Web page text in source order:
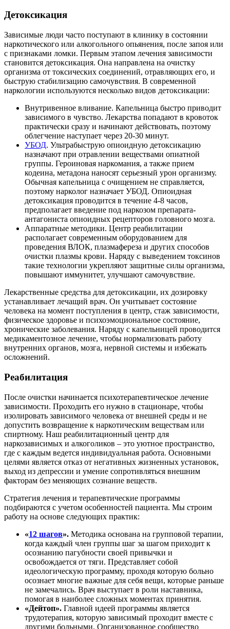
Детоксикация
Зависимые люди часто поступают в клинику в состоянии
наркотического или алкогольного опьянения, после запоя или
с признаками ломки. Первым этапом лечения зависимости
становится детоксикация. Она направлена на очистку
организма от токсических соединений, отравляющих его, и
быструю стабилизацию самочувствия. В современной
наркологии используются несколько видов детоксикации:
Внутривенное вливание. Капельница быстро приводит
зависимого в чувство. Лекарства попадают в кровоток
практически сразу и начинают действовать, поэтому
облегчение наступает через 20-30 минут.
УБОД. Ультрабыструю опиоидную детоксикацию
назначают при отравлении веществами опиатной
группы. Героиновая наркомания, а также прием
кодеина, метадона наносят серьезный урон организму.
Обычная капельница с очищением не справляется,
поэтому нарколог назначает УБОД. Опиоидная
детоксикация проводится в течение 4-8 часов,
предполагает введение под наркозом препарата-
антагониста опиоидных рецепторов головного мозга.
Аппаратные методики. Центр реабилитации
располагает современным оборудованием для
проведения ВЛОК, плазмафереза и других способов
очистки плазмы крови. Наряду с выведением токсинов
такие технологии укрепляют защитные силы организма,
повышают иммунитет, улучшают самочувствие.
Лекарственные средства для детоксикации, их дозировку
устанавливает лечащий врач. Он учитывает состояние
человека на момент поступления в центр, стаж зависимости,
физическое здоровье и психоэмоциональное состояние,
хронические заболевания. Наряду с капельницей проводится
медикаментозное лечение, чтобы нормализовать работу
внутренних органов, мозга, нервной системы и избежать
осложнений.
Реабилитация
После очистки начинается психотерапевтическое лечение
зависимости. Проходить его нужно в стационаре, чтобы
изолировать зависимого человека от внешней среды и не
допустить возвращение к наркотическим веществам или
спиртному. Наш реабилитационный центр для
наркозависимых и алкоголиков – это уютное пространство,
где с каждым ведется индивидуальная работа. Основными
целями является отказ от негативных жизненных установок,
выход из депрессии и умение сопротивляться внешним
факторам без меняющих сознание веществ.
Стратегия лечения и терапевтические программы
подбираются с учетом особенностей пациента. Мы строим
работу на основе следующих практик:
«12 шагов». Методика основана на групповой терапии,
когда каждый член группы шаг за шагом приходит к
осознанию пагубности своей привычки и
освобождается от тяги. Представляет собой
идеологическую программу, проходя которую больно
осознает многие важные для себя вещи, которые раньше
не замечались. Врач выступает в роли наставника,
помогая в наиболее сложных моментах принятия.
«Дейтоп». Главной идеей программы является
трудотерапия, которую зависимый проходит вместе с
другими больными. Организованное сообщество